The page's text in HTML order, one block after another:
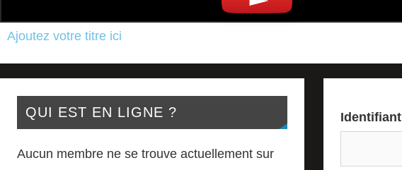
Ajoutez votre titre ici
QUI EST EN LIGNE ?
Aucun membre ne se trouve actuellement sur
Identifiant